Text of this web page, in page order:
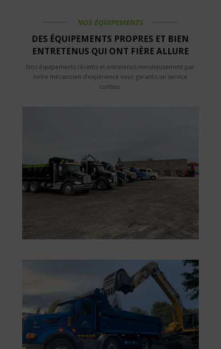
NOS ÉQUIPEMENTS
DES ÉQUIPEMENTS PROPRES ET BIEN
ENTRETENUS QUI ONT FIÈRE ALLURE
Nos équipements récents et entretenus minutieusement par
notre mécanicien d’expérience vous garantis un service
continu.